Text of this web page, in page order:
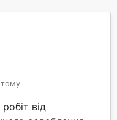
тому
від